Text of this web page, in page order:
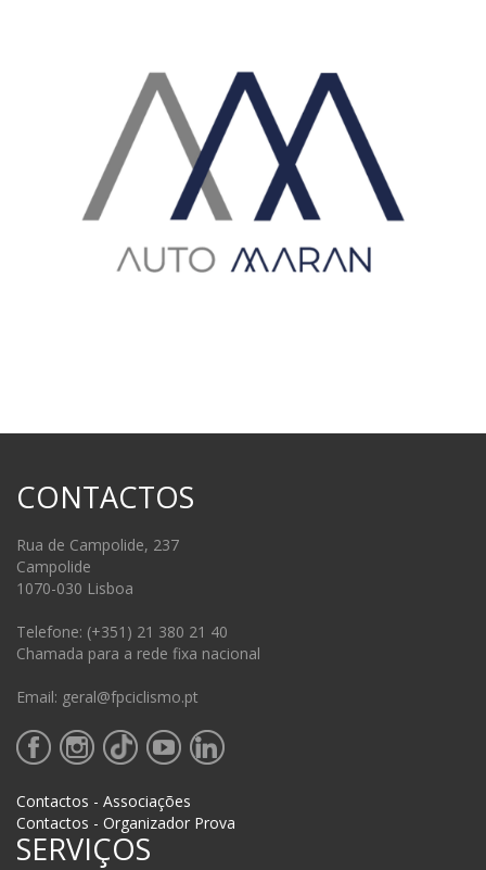
CONTACTOS
Rua de Campolide, 237
Campolide
1070-030 Lisboa
Telefone: (+351) 21 380 21 40
Chamada para a rede fixa nacional
Email: geral@fpciclismo.pt
Contactos - Associações
Contactos - Organizador Prova
SERVIÇOS